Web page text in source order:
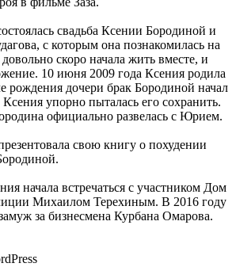
свадьба Ксении Бородиной и
с которым она познакомилась на
скоро начала жить вместе, и
10 июня 2009 года Ксения родила
рождения дочери брак Бородиной начал
упорно пыталась его сохранить.
официально развелась с Юрием.
свою книгу о похудении
начала встречаться с участником Дом
Михаилом Терехиным. В 2016 году
за бизнесмена Курбана Омарова.